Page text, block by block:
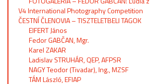
V4 International Photography Competition
ČESTNÍ ČLENOVIA – TISZTELETBELI TAGOK
EIFERT János
Fedor GABČAN, Mgr.
Karel ZAKAR
Ladislav STRUHÁR, QEP, AFPSR
NAGY Teodor (Tivadar), Ing., MZSF
TÁM László, EFIAP